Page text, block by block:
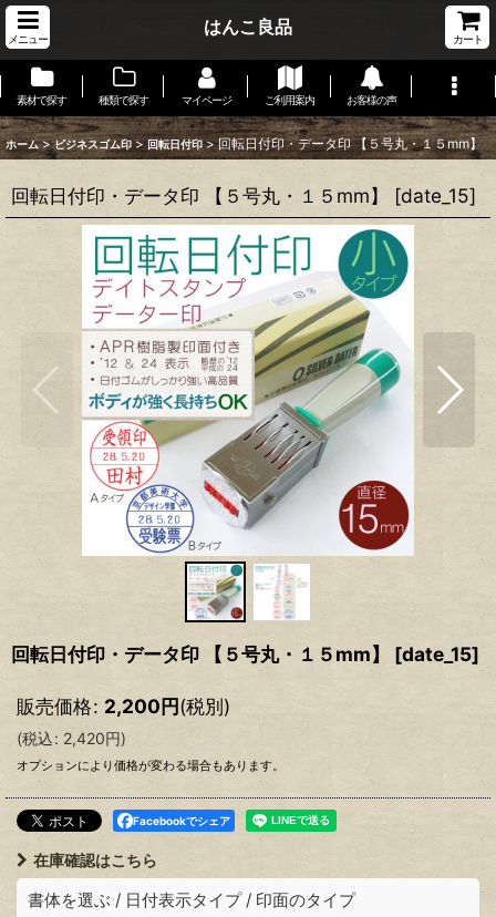
メニュー
はんこ良品
カート
素材で探す 種類で探す マイページ ご利用案内 お客様の声
ホーム > ビジネスゴム印 > 回転日付印 > 回転日付印・データ印 【５号丸・１５mm】
回転日付印・データ印 【５号丸・１５mm】 [date_15]
回転日付印・データ印 【５号丸・１５mm】 [date_15]
販売価格: 2,200円(税別)
(税込: 2,420円)
オプションにより価格が変わる場合もあります。
Facebookでシェア
在庫確認はこちら
書体を選ぶ / 日付表示タイプ / 印面のタイプ